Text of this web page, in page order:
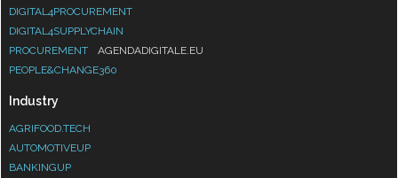
DIGITAL4PROCUREMENT
DIGITAL4SUPPLYCHAIN
PROCUREMENT
AGENDADIGITALE.EU
PEOPLE&CHANGE360
Industry
AGRIFOOD.TECH
AUTOMOTIVEUP
BANKINGUP